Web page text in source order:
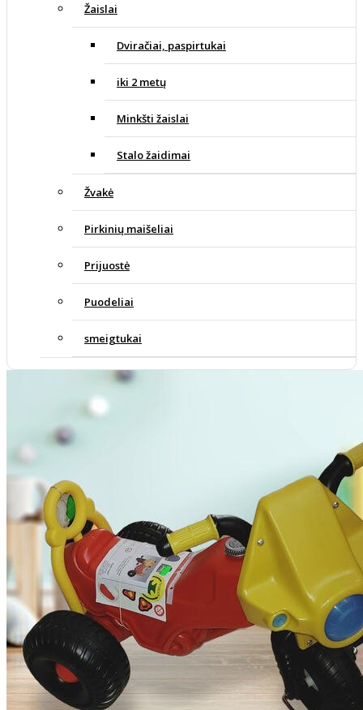
Žaislai
Dviračiai, paspirtukai
iki 2 metų
Minkšti žaislai
Stalo žaidimai
Žvakė
Pirkinių maišeliai
Prijuostė
Puodeliai
smeigtukai